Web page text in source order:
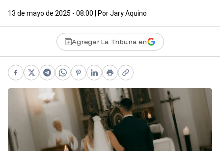
13 de mayo de 2025 - 08:00 | PorJary Aquino
Agregar La Tribuna en
Facebook
X Telegram
WhatsApp
Pinterest
LinkedIn
PrintCopy link